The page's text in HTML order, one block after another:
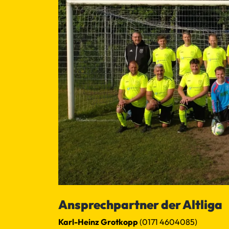
Ansprechpartner der Altliga
Karl-Heinz Grotkopp(0171 4604085)